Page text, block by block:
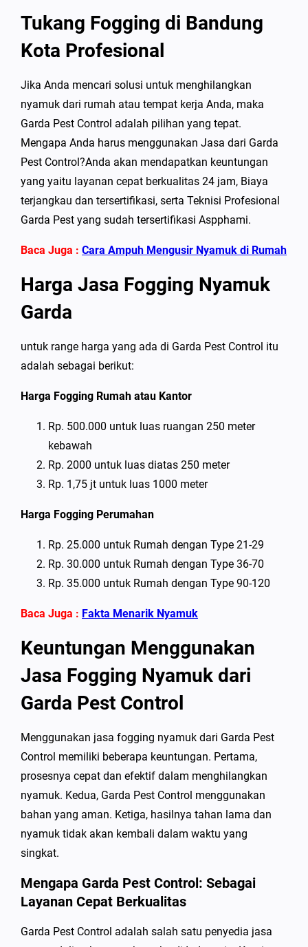
Tukang Fogging di Bandung
Kota Profesional
Jika Anda mencari solusi untuk menghilangkan
nyamuk dari rumah atau tempat kerja Anda, maka
Garda Pest Control adalah pilihan yang tepat.
Mengapa Anda harus menggunakan Jasa dari Garda
Pest Control?Anda akan mendapatkan keuntungan
yang yaitu layanan cepat berkualitas 24 jam, Biaya
terjangkau dan tersertifikasi, serta Teknisi Profesional
Garda Pest yang sudah tersertifikasi Aspphami.
Baca Juga : Cara Ampuh Mengusir Nyamuk di Rumah
Harga Jasa Fogging Nyamuk
Garda
untuk range harga yang ada di Garda Pest Control itu
adalah sebagai berikut:
Harga Fogging Rumah atau Kantor
Rp. 500.000 untuk luas ruangan 250 meter
kebawah
Rp. 2000 untuk luas diatas 250 meter
Rp. 1,75 jt untuk luas 1000 meter
Harga Fogging Perumahan
Rp. 25.000 untuk Rumah dengan Type 21-29
Rp. 30.000 untuk Rumah dengan Type 36-70
Rp. 35.000 untuk Rumah dengan Type 90-120
Baca Juga : Fakta Menarik Nyamuk
Keuntungan Menggunakan
Jasa Fogging Nyamuk dari
Garda Pest Control
Menggunakan jasa fogging nyamuk dari Garda Pest
Control memiliki beberapa keuntungan. Pertama,
prosesnya cepat dan efektif dalam menghilangkan
nyamuk. Kedua, Garda Pest Control menggunakan
bahan yang aman. Ketiga, hasilnya tahan lama dan
nyamuk tidak akan kembali dalam waktu yang
singkat.
Mengapa Garda Pest Control: Sebagai
Layanan Cepat Berkualitas
Garda Pest Control adalah salah satu penyedia jasa